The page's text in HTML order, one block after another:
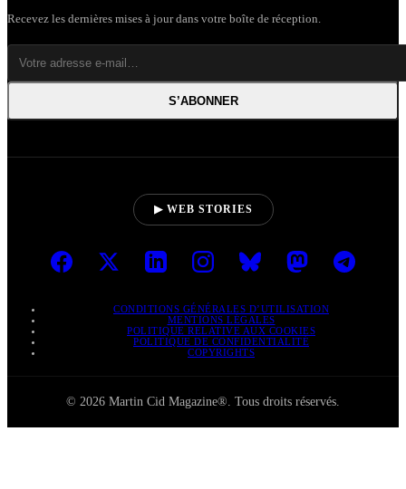
Recevez les dernières mises à jour dans votre boîte de réception.
S’ABONNER
▶ WEB STORIES
CONDITIONS GÉNÉRALES D’UTILISATION
MENTIONS LÉGALES
POLITIQUE RELATIVE AUX COOKIES
POLITIQUE DE CONFIDENTIALITÉ
COPYRIGHTS
© 2026 Martin Cid Magazine®. Tous droits réservés.